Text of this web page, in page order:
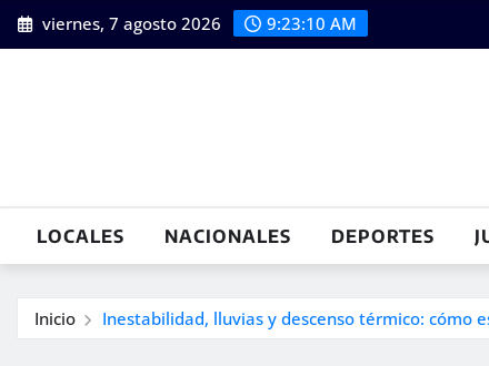
Saltar
al
viernes, 7 agosto 2026 9:23:11 AM
LOCALES NACIONALES DEPORTES
Inicio Inestabilidad, lluvias y descenso térmico: cómo